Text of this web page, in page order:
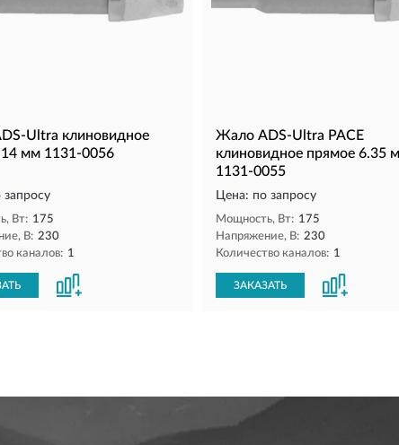
Ultra клиновидное
мм 1131-0056
Вт: 175
В: 230
каналов: 1
Жало ADS-Ultra PACE
клиновидное прямое 6.35
1131-0055
Цена: по запросу
Мощность, Вт: 175
Напряжение, В: 230
Количество каналов: 1
ЗАКАЗАТЬ